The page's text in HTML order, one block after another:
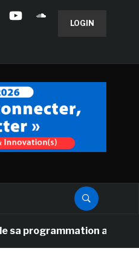
LOGIN
américaine,